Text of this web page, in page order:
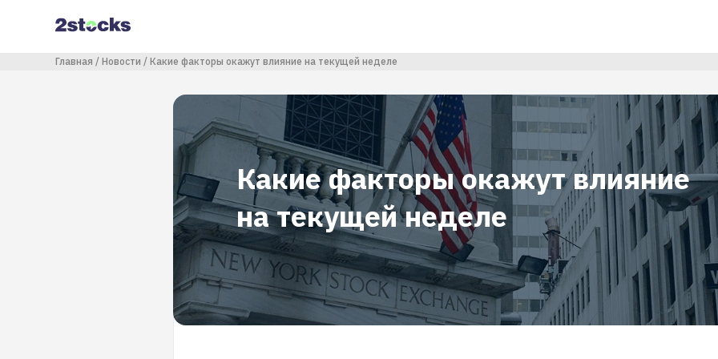
содержанию
Строка навигации
Главная Новости Какие факторы окажут влияние на текущей неделе
Какие факторы окажут влияние
на текущей неделе